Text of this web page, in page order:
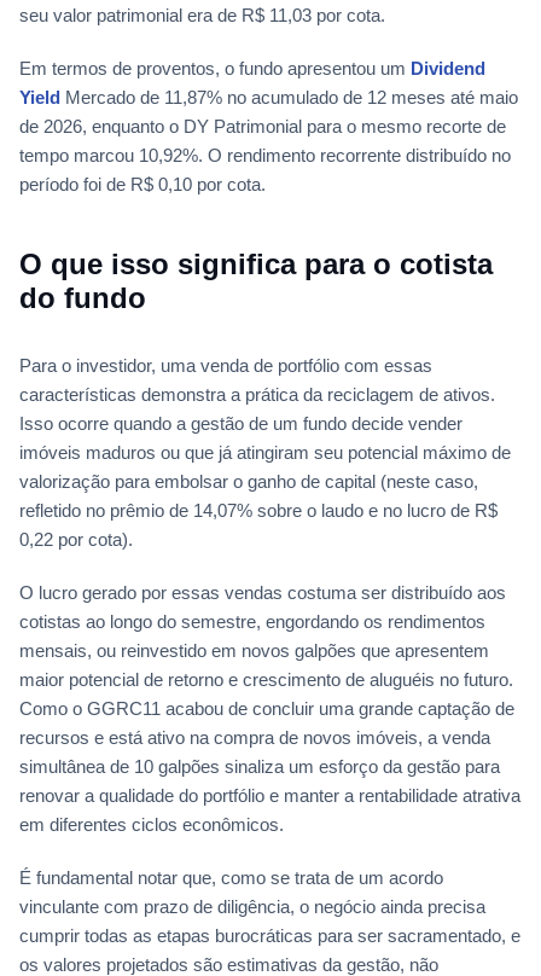
seu valor patrimonial era de R$ 11,03 por cota.
Em termos de proventos, o fundo apresentou um Dividend
Yield Mercado de 11,87% no acumulado de 12 meses até maio
de 2026, enquanto o DY Patrimonial para o mesmo recorte de
tempo marcou 10,92%. O rendimento recorrente distribuído no
período foi de R$ 0,10 por cota.
O que isso significa para o cotista
do fundo
Para o investidor, uma venda de portfólio com essas
características demonstra a prática da reciclagem de ativos.
Isso ocorre quando a gestão de um fundo decide vender
imóveis maduros ou que já atingiram seu potencial máximo de
valorização para embolsar o ganho de capital (neste caso,
refletido no prêmio de 14,07% sobre o laudo e no lucro de R$
0,22 por cota).
O lucro gerado por essas vendas costuma ser distribuído aos
cotistas ao longo do semestre, engordando os rendimentos
mensais, ou reinvestido em novos galpões que apresentem
maior potencial de retorno e crescimento de aluguéis no futuro.
Como o GGRC11 acabou de concluir uma grande captação de
recursos e está ativo na compra de novos imóveis, a venda
simultânea de 10 galpões sinaliza um esforço da gestão para
renovar a qualidade do portfólio e manter a rentabilidade atrativa
em diferentes ciclos econômicos.
É fundamental notar que, como se trata de um acordo
vinculante com prazo de diligência, o negócio ainda precisa
cumprir todas as etapas burocráticas para ser sacramentado, e
os valores projetados são estimativas da gestão, não